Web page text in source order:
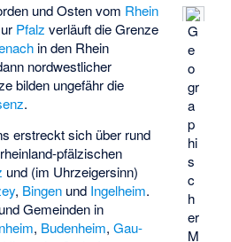
G
e
o
gr
a
p
hi
s
c
h
er
M
und Osten vom Rhein
Pfalz verläuft die Grenze
in den Rhein
nordwestlicher
bilden ungefähr die
.
erstreckt sich über rund
pfälzischen
und (im Uhrzeigersinn)
, Bingen und Ingelheim.
Gemeinden in
, Budenheim,Gau-